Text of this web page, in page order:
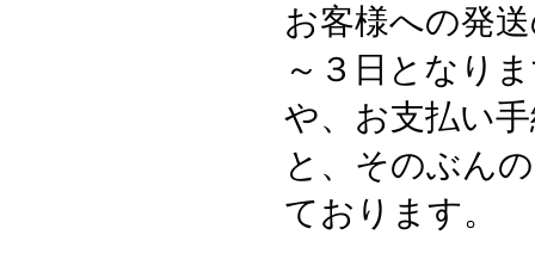
お客様への発
～３日となり
や、お支払い
と、そのぶん
ております。